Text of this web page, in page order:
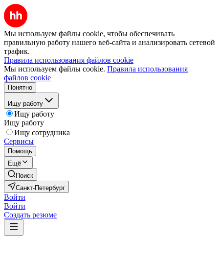
Мы используем файлы cookie, чтобы обеспечивать
правильную работу нашего веб-сайта и анализировать сетевой
трафик.
Правила использования файлов cookie
Мы используем файлы cookie. Правила использования
файлов cookie
Понятно
Ищу работу
Ищу работу
Ищу работу
Ищу сотрудника
Сервисы
Помощь
Ещё
Поиск
Санкт-Петербург
Войти
Войти
Создать резюме